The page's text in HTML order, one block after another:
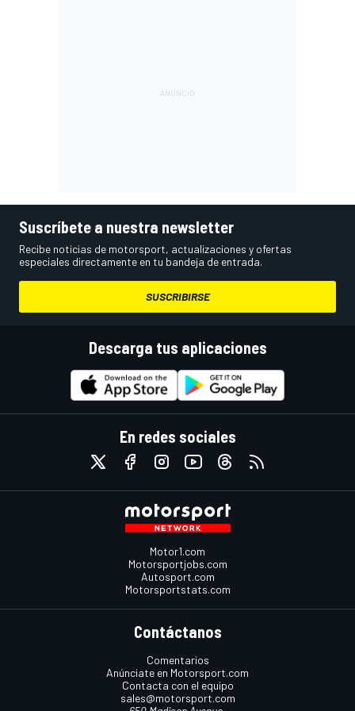
Suscríbete a nuestra newsletter
Recibe noticias de motorsport, actualizaciones y ofertas
especiales directamente en tu bandeja de entrada.
SUSCRIBIRSE
Descarga tus aplicaciones
En redes sociales
Motor1.com
Motorsportjobs.com
Autosport.com
Motorsportstats.com
Contáctanos
Comentarios
Anúnciate en Motorsport.com
Contacta con el equipo
sales@motorsport.com